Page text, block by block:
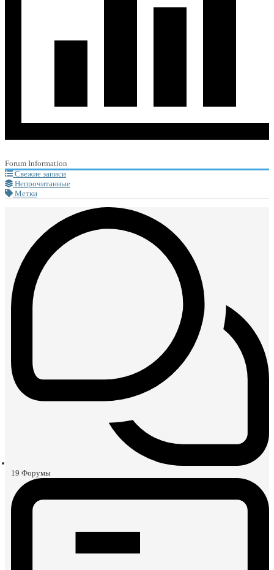
Forum Information
Свежие записи
Непрочитанные
Метки
19 Форумы